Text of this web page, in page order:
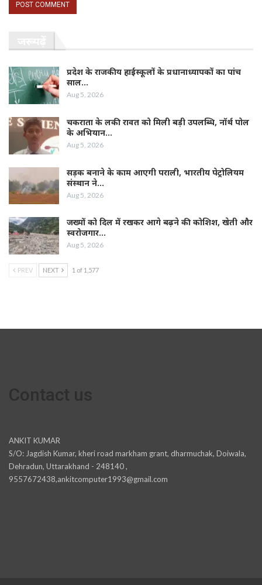
प्रदेश के राजकीय हाईस्कूलों के प्रधानाध्यापकों का पांच
साल…
Aug 5, 2026
चकराता के लकी रावत को मिली बड़ी उपलब्धि, नॉर्थ पोल
के अभियान…
Aug 5, 2026
सड़क बनाने के काम आएगी पराली, भारतीय पेट्रोलियम
संस्थान ने…
Aug 5, 2026
जख्मों को दिल में रखकर आगे बढ़ने की कोशिश, खेती और
स्वरोजगार…
Aug 5, 2026
PREV NEXT 1 of 1,577
ANKIT KUMAR
S/O: Jagdish Kumar, kheri road markham grant, dharmuchak, Doiwala,
Dehradun, Uttarakhand - 248140 ,
9557672438,ankitcomputer1993@gmail.com